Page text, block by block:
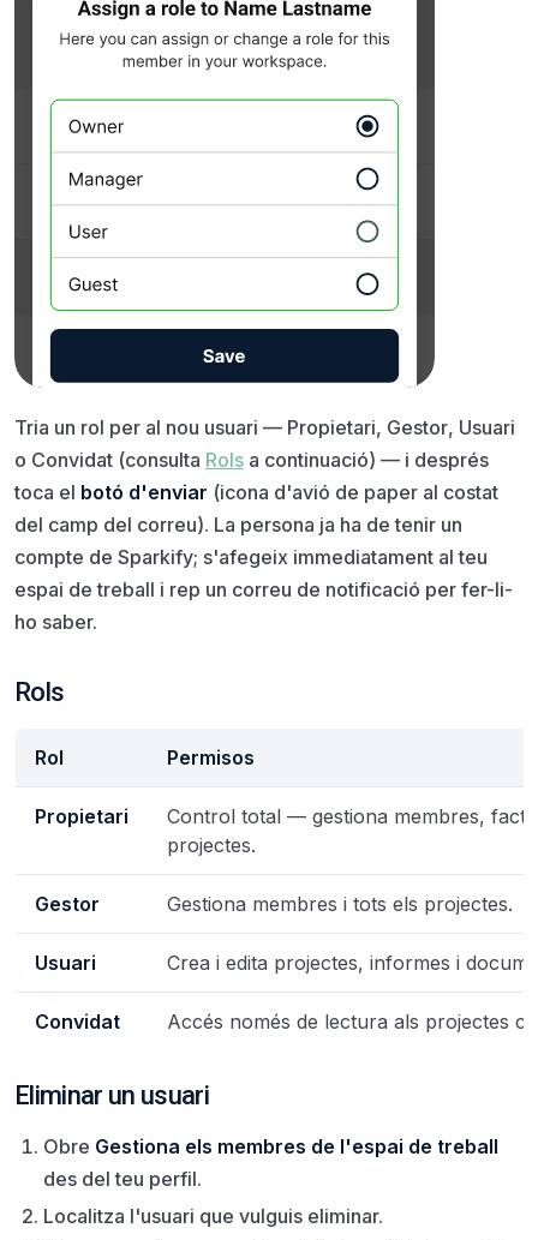
Tria un rol per al nou usuari — Propietari, Gestor, Usuari
o Convidat (consulta Rols a continuació) — i després
toca el botó d'enviar (icona d'avió de paper al costat
del camp del correu). La persona ja ha de tenir un
compte de Sparkify; s'afegeix immediatament al teu
espai de treball i rep un correu de notificació per fer-li-
ho saber.
Rols
Rol Permisos
Propietari
Control total — gestiona membres,
projectes.
Gestor Gestiona membres i tots els projectes.
Usuari Crea i edita projectes, informes i
Convidat Accés només de lectura als projectes
Eliminar un usuari
Obre Gestiona els membres de l'espai de treball
des del teu perfil.
Localitza l'usuari que vulguis eliminar.